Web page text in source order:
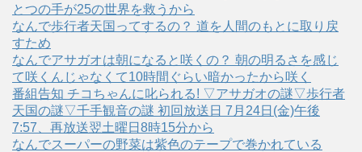
とつの手が25の世界を救うから
なんで歩行者天国ってするの？ 道を人間のもとに取り戻
すため
なんでアサガオは朝になると咲くの？ 朝の明るさを感じ
て咲くんじゃなくて10時間ぐらい暗かったから咲く
番組告知 チコちゃんに叱られる! ▽アサガオの謎▽歩行者
天国の謎▽千手観音の謎 初回放送日 7月24日(金)午後
7:57、再放送翌土曜日8時15分から
なんでスーパーの野菜は紫色のテープで巻かれている